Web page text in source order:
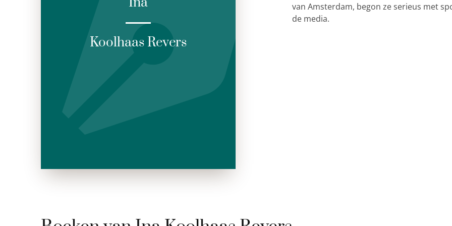
Koolhaas Revers
van Amsterdam, begon ze serieus met
de media.